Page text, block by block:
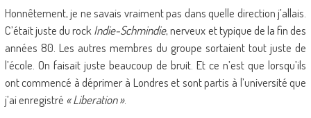
Honnêtement, je ne savais vraiment pas dans quelle direction j’allais.
C’était juste du rock Indie-Schmindie, nerveux et typique de la fin des
années 80. Les autres membres du groupe sortaient tout juste de
l’école. On faisait juste beaucoup de bruit. Et ce n’est que lorsqu’ils
ont commencé à déprimer à Londres et sont partis à l’université que
j’ai enregistré « Liberation ».